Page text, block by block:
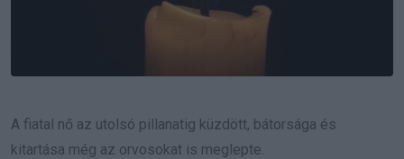
A fiatal nő az utolsó pillanatig küzdött, bátorsága és
kitartása még az orvosokat is meglepte.